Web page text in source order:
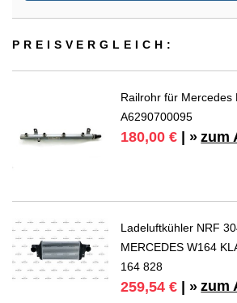
PREIS­VER­GLEICH:
Railrohr für Mercedes
A6290700095
180,00 € | » zum
Ladeluftkühler NRF
MERCEDES W164
164 828
259,54 € | » zum